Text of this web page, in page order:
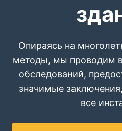
Опираясь на
методы, мы проводим
обследований,
значимые
все